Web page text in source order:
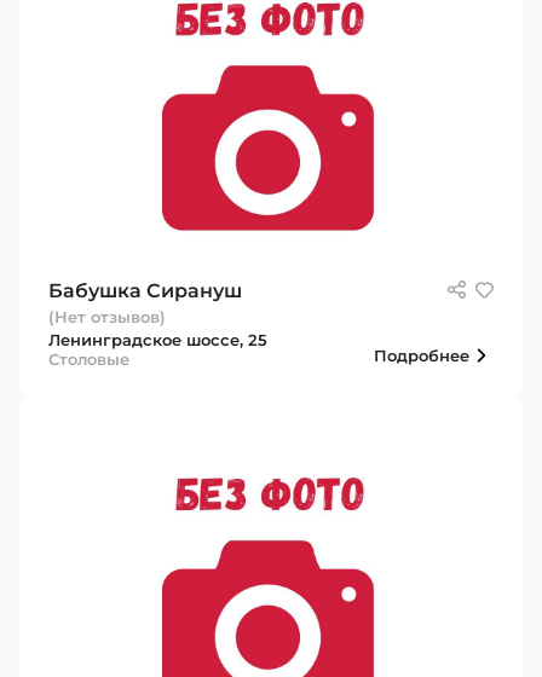
Бабушка Сирануш
(Нет отзывов)
Ленинградское шоссе, 25
Столовые
Подробнее